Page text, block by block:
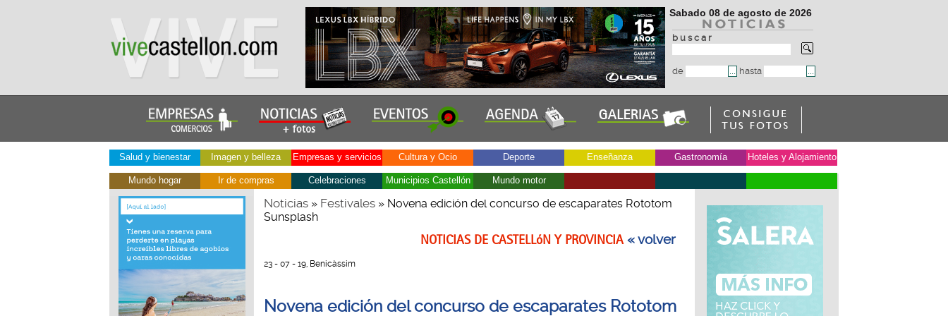
Sabado 08 de agosto de 2026
b u s c a r
de hasta
Salud y bienestar Imagen y belleza Empresas y servicios Cultura y Ocio Deporte Enseñanza Gastronomía Hoteles y Alojamiento
Mundo hogar Ir de compras Celebraciones Municipios Castellón Mundo motor
Noticias» Festivales» Novena edición del concurso de escaparates Rototom
Sunsplash
NOTICIAS DE CASTELLóN Y PROVINCIA« volver
23 - 07 - 19, Benicàssim
Novena edición del concurso de escaparates Rototom